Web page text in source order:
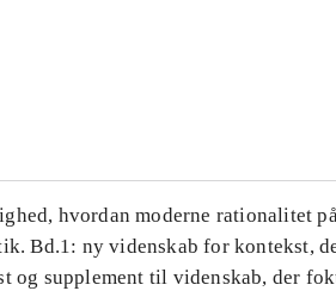
hvordan moderne rationalitet
Bd.1: ny videnskab for kontekst,
og supplement til videnskab, der